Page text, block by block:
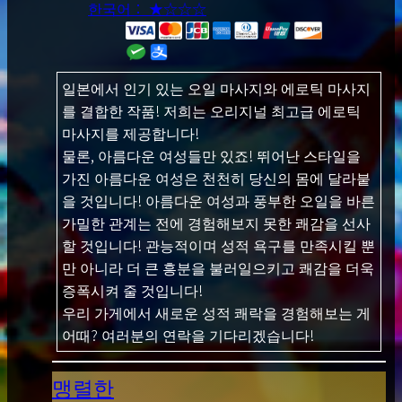
한국어： ★☆☆☆
일본에서 인기 있는 오일 마사지와 에로틱 마사지
를 결합한 작품! 저희는 오리지널 최고급 에로틱
마사지를 제공합니다!
물론, 아름다운 여성들만 있죠! 뛰어난 스타일을
가진 아름다운 여성은 천천히 당신의 몸에 달라붙
을 것입니다! 아름다운 여성과 풍부한 오일을 바른
가밀한 관계는 전에 경험해보지 못한 쾌감을 선사
할 것입니다! 관능적이며 성적 욕구를 만족시킬 뿐
만 아니라 더 큰 흥분을 불러일으키고 쾌감을 더욱
증폭시켜 줄 것입니다!
우리 가게에서 새로운 성적 쾌락을 경험해보는 게
어때? 여러분의 연락을 기다리겠습니다!
맹렬한